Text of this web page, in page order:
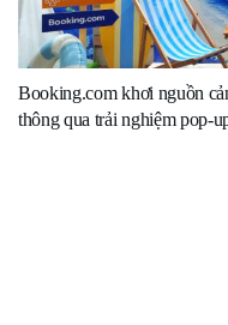
Booking.com khơi nguồn
thông qua trải nghiệm pop-